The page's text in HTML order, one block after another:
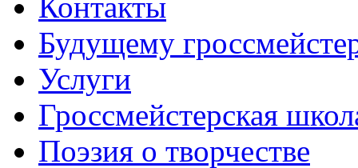
Контакты
Будущему
Услуги
Гроссмейстерская
Поэзия о творчестве